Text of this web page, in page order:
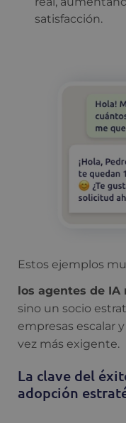
satisfacción.
Estos ejemplos
los agentes de
sino un socio
empresas escalar
vez más exigente.
La clave del
adopción